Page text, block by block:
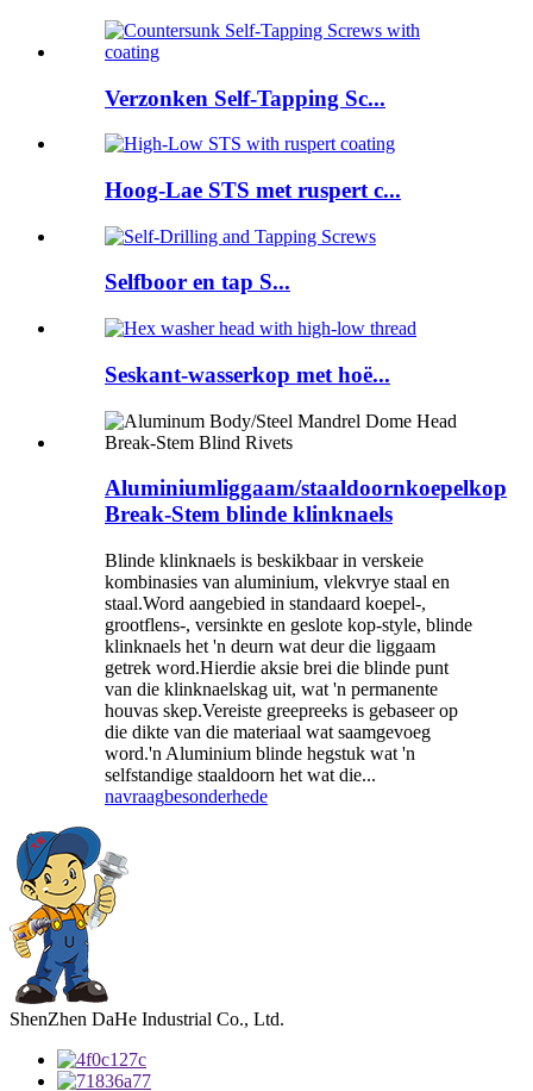
Verzonken Self-Tapping Sc...
Hoog-Lae STS met ruspert c...
Selfboor en tap S...
Seskant-wasserkop met hoë...
Aluminiumliggaam/staaldoornkoepelkop
Break-Stem blinde klinknaels
Blinde klinknaels is beskikbaar in verskeie
kombinasies van aluminium, vlekvrye staal en
staal.Word aangebied in standaard koepel-,
grootflens-, versinkte en geslote kop-style, blinde
klinknaels het 'n deurn wat deur die liggaam
getrek word.Hierdie aksie brei die blinde punt
van die klinknaelskag uit, wat 'n permanente
houvas skep.Vereiste greepreeks is gebaseer op
die dikte van die materiaal wat saamgevoeg
word.'n Aluminium blinde hegstuk wat 'n
selfstandige staaldoorn het wat die...
navraagbesonderhede
ShenZhen DaHe Industrial Co., Ltd.